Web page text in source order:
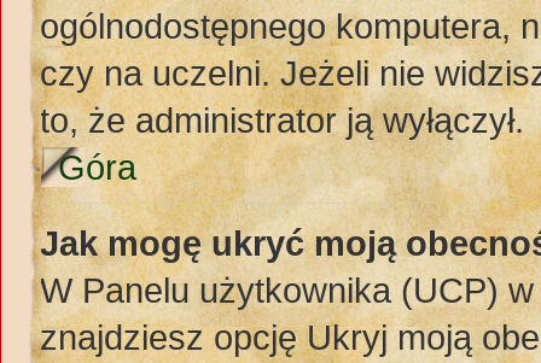
ogólnodostępnego komputera,
czy na uczelni. Jeżeli nie
to, że administrator ją wyłączył.
Góra
Jak mogę ukryć moją
W Panelu użytkownika (UCP) w
znajdziesz opcję Ukryj moją